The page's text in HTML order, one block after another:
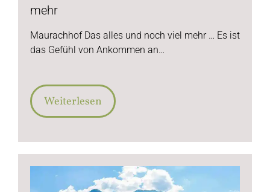
mehr
Maurachhof Das alles und noch viel mehr … Es ist
das Gefühl von Ankommen an…
Weiterlesen